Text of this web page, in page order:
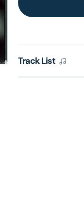
Track List